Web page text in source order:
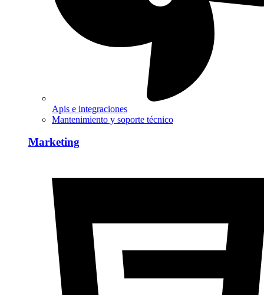
Apis e integraciones
Mantenimiento y soporte técnico
Marketing